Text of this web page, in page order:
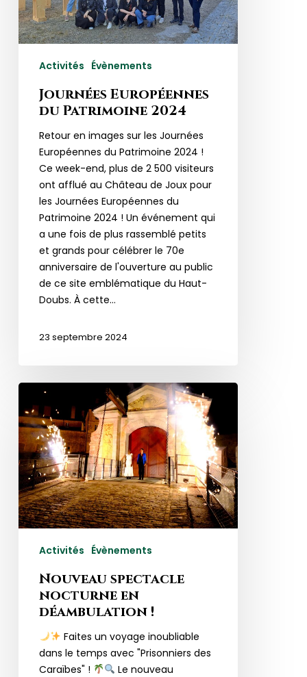
Activités Évènements
Journées Européennes
du Patrimoine 2024
Retour en images sur les Journées
Européennes du Patrimoine 2024 !
Ce week-end, plus de 2 500 visiteurs
ont afflué au Château de Joux pour
les Journées Européennes du
Patrimoine 2024 ! Un événement qui
a une fois de plus rassemblé petits
et grands pour célébrer le 70e
anniversaire de l'ouverture au public
de ce site emblématique du Haut-
Doubs. À cette…
23 septembre 2024
Nouveau
spectacle
nocturne
en
déambulation
!
Activités Évènements
Nouveau spectacle
nocturne en
déambulation !
Faites un voyage inoubliable
dans le temps avec "Prisonniers des
Caraïbes" !
Le nouveau